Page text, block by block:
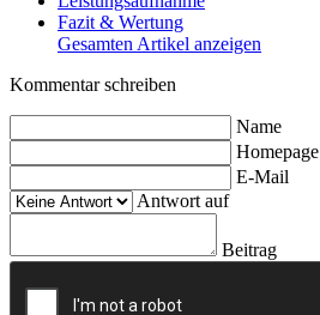
Fazit & Wertung
Gesamten Artikel anzeigen
Kommentar schreiben
Name
Homepage
E-Mail
Antwort auf
Beitrag